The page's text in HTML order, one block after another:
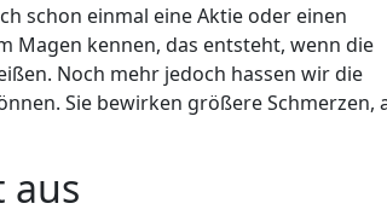
schon einmal eine Aktie oder einen
Magen kennen, das entsteht, wenn die
Noch mehr jedoch hassen wir die
Sie bewirken größere Schmerzen,
aus